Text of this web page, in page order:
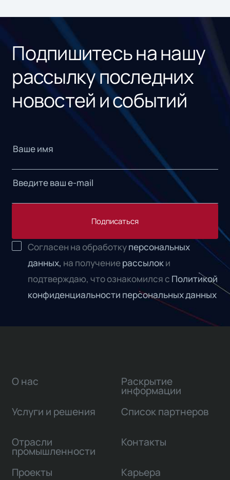
Подпишитесь на нашу
рассылку последних
новостей и событий
Подписаться
Согласен на обработкуперсональных
данных, на получениерассылоки
подтверждаю, что ознакомился с Политикой
конфиденциальности персональных данных
О нас
Услуги и решения
Отрасли
промышленности
Проекты
Раскрытие
информации
Список партнеров
Контакты
Карьера